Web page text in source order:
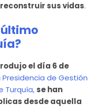
sus vidas.
el día 6 de
Presidencia de Gestión
Turquía, se han
desde aquella